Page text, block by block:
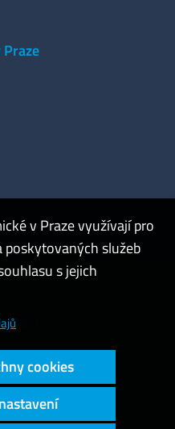
v Praze využívají pro
poskytovaných služeb
s jejich
cookies